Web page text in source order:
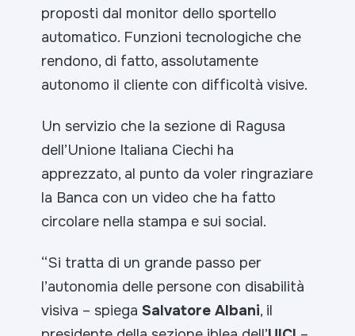
proposti dal monitor dello sportello
automatico. Funzioni tecnologiche che
rendono, di fatto, assolutamente
autonomo il cliente con difficoltà visive.
Un servizio che la sezione di Ragusa
dell’Unione Italiana Ciechi ha
apprezzato, al punto da voler ringraziare
la Banca con un video che ha fatto
circolare nella stampa e sui social.
“Si tratta di un grande passo per
l’autonomia delle persone con disabilità
visiva – spiegaSalvatore Albani, il